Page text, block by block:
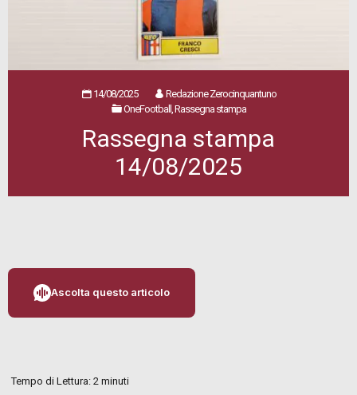
14/08/2025
Redazione Zerocinquantuno
OneFootball, Rassegna stampa
Rassegna stampa
14/08/2025
Ascolta questo articolo
Tempo di Lettura:2 minuti